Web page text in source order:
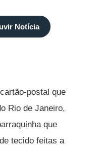
Notícia
postal que
Rio de Janeiro,
que
tecido feitas a